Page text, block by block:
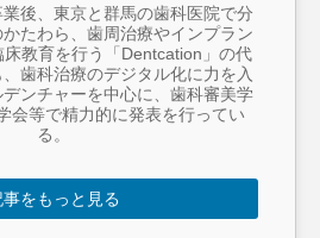
後、東京と群馬の歯科医院で分
たわら、歯周治療やインプラン
床教育を行う「Dentcation」の代
歯科治療のデジタル化に力を入
ンチャーを中心に、歯科審美学
会等で精力的に発表を行ってい
る。
事をもっと見る